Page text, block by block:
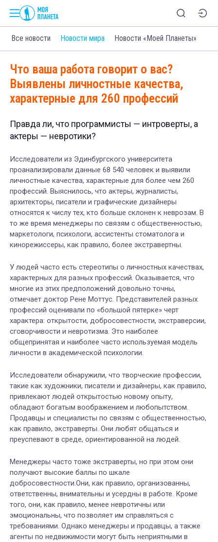
Все новости Новости мира Новости «Моей Планеты»
Что ваша работа говорит о вас?
Выявлены личностные качества,
характерные для 260 профессий
Правда ли, что программисты — интроверты, а
актеры — невротики?
Исследователи из Эдинбургского университета
проанализировали данные 68 540 человек и выявили
личностные качества, характерные для более чем 260
профессий. Выяснилось, что актеры, журналисты,
архитекторы, писатели и графические дизайнеры
относятся к числу тех, кто больше склонен к неврозам. В
то же время менеджеры по связям с общественностью,
маркетологи, психологи, ассистенты стоматолога и
кинорежиссеры, как правило, более экстравертны.
У людей часто есть стереотипы о личностных качествах,
характерных для разных профессий. Оказывается, что
многие из этих предположений довольно точны,
отмечает доктор Рене Моттус. Представителей разных
профессий оценивали по «большой пятерке» черт
характера: открытости, добросовестности, экстраверсии,
сговорчивости и невротизма. Это наиболее
общепринятая и наиболее часто используемая модель
личности в академической психологии.
Исследователи обнаружили, что творческие профессии,
такие как художники, писатели и дизайнеры, как правило,
привлекают людей открытостью новому опыту,
обладают богатым воображением и любопытством.
Продавцы и специалисты по связям с общественностью,
как правило, экстраверты. Они любят общаться и
преуспевают в среде, ориентированной на людей.
Менеджеры часто тоже экстраверты, но при этом они
получают высокие баллы по шкале
добросовестности.Они, как правило, организованны,
ответственны, внимательны и усердны в работе. Кроме
того, они, как правило, менее невротичны или
эмоциональны, что позволяет им справляться с
требованиями. Однако менеджеры и продавцы, а также
агенты по недвижимости могут быть неприятными в